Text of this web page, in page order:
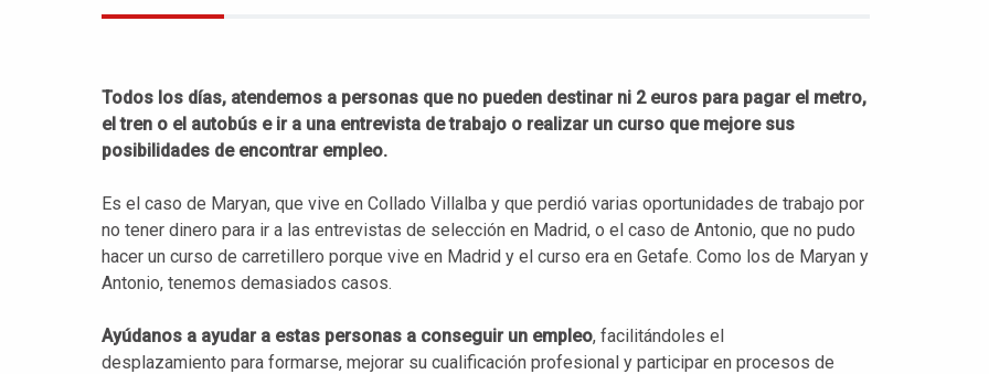
Todos los días, atendemos a personas que no pueden destinar ni 2 euros para pagar el metro,
el tren o el autobús e ir a una entrevista de trabajo o realizar un curso que mejore sus
posibilidades de encontrar empleo.
Es el caso de Maryan, que vive en Collado Villalba y que perdió varias oportunidades de trabajo por
no tener dinero para ir a las entrevistas de selección en Madrid, o el caso de Antonio, que no pudo
hacer un curso de carretillero porque vive en Madrid y el curso era en Getafe. Como los de Maryan y
Antonio, tenemos demasiados casos.
Ayúdanos a ayudar a estas personas a conseguir un empleo, facilitándoles el
desplazamiento para formarse, mejorar su cualificación profesional y participar en procesos de